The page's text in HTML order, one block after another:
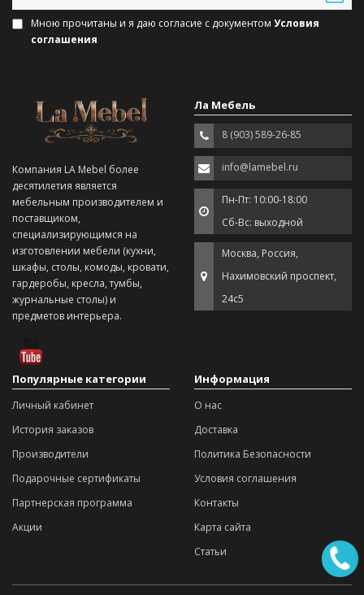
Мною прочитаны и я даю согласие с документом Условия
соглашения
Компания LA Mebel более
десятилетия является
мебельным производителем и
поставщиком,
специализирующимся на
изготовлении мебели (кухни,
шкафы, столы, комоды, кровати,
гардеробы, кресла, тумбы,
журнальные столы) и
предметов интерьера.
Ла Мебель
8 (903) 589-26-85
info@lamebel.ru
Пн-Пт: 10:00-18:00
Сб-Вс: выходной
Москва, Россия,
Нахимовский проспект,
24с5
Популярные категории
Личный кабинет
История заказов
Производители
Подарочные сертификаты
Партнерская программа
Акции
Информация
О нас
Доставка
Политика Безопасности
Условия соглашения
Контакты
Карта сайта
Статьи